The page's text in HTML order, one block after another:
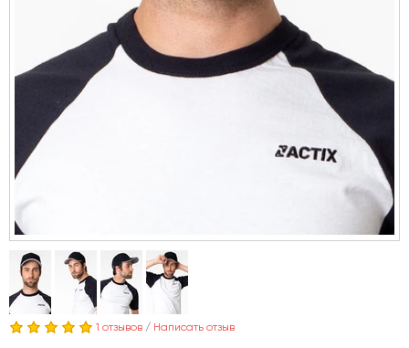
1 отзывов / Написать отзыв